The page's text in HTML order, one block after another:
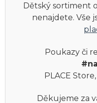
Dětský sortiment
nenajdete. Vše
Poukazy či
PLACE
Děkujeme za